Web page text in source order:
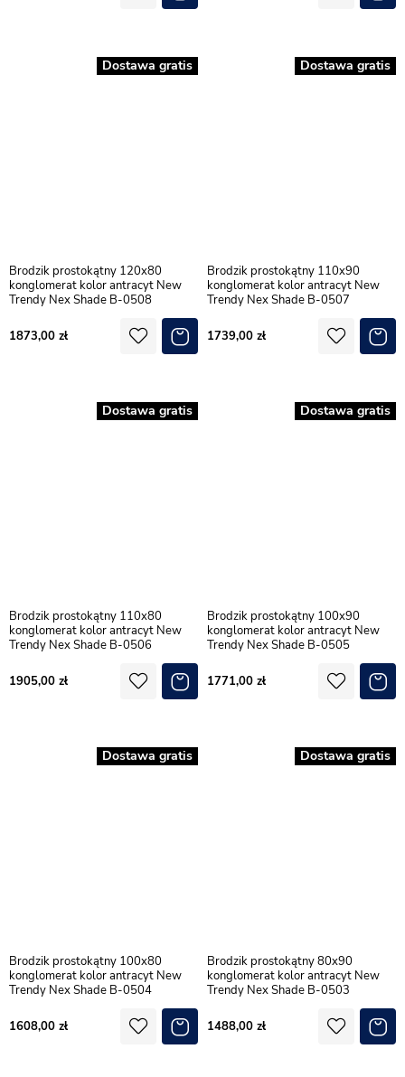
Brodzik prostokątny 120x80
konglomerat kolor antracyt New
Trendy Nex Shade B-0508
1873,00
Dostawa gratis
Brodzik prostokątny 110x90
konglomerat kolor antracyt New
Trendy Nex Shade B-0507
1739,00
Dostawa gratis
Brodzik prostokątny 110x80
konglomerat kolor antracyt New
Trendy Nex Shade B-0506
1905,00
Dostawa gratis
Brodzik prostokątny 100x90
konglomerat kolor antracyt New
Trendy Nex Shade B-0505
1771,00
Dostawa gratis
Brodzik prostokątny 100x80
konglomerat kolor antracyt New
Trendy Nex Shade B-0504
1608,00
Dostawa gratis
Brodzik prostokątny 80x90
konglomerat kolor antracyt New
Trendy Nex Shade B-0503
1488,00
Dostawa gratis